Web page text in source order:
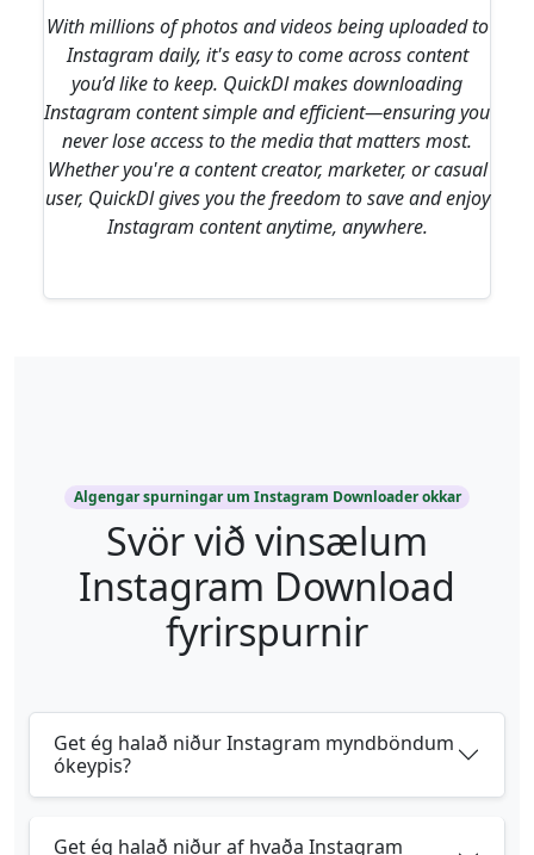
With millions of photos and videos being uploaded to
Instagram daily, it's easy to come across content
you’d like to keep. QuickDl makes downloading
Instagram content simple and efficient—ensuring you
never lose access to the media that matters most.
Whether you're a content creator, marketer, or casual
user, QuickDl gives you the freedom to save and enjoy
Instagram content anytime, anywhere.
Algengar spurningar um Instagram Downloader okkar
Svör við vinsælum
Instagram Download
fyrirspurnir
Get ég halað niður Instagram myndböndum
ókeypis?
Get ég halað niður af hvaða Instagram